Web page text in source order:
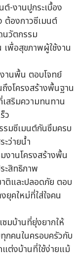
-งานปูกระเบื้อง
ต้องกาวซีเมนต์
นวัตกรรม
พื่อสุขภาพผู้ใช้งาน
านพื้น ตอบโจทย์
งโครงสร้างพื้นฐาน
สริมความทนทาน
ว
รมซีเมนต์กันซึมครบ
ว่ายน้ำ
งานโครงสร้างพื้น
ะสิทธิภาพ
าติและปลอดภัย ตอบ
ยุคใหม่ที่ใส่ใจคน
ซมบ้านที่ยุ่งยากให้
กคนในครอบครัวกับ
ต่งบ้านที่ใช้ง่ายแม้